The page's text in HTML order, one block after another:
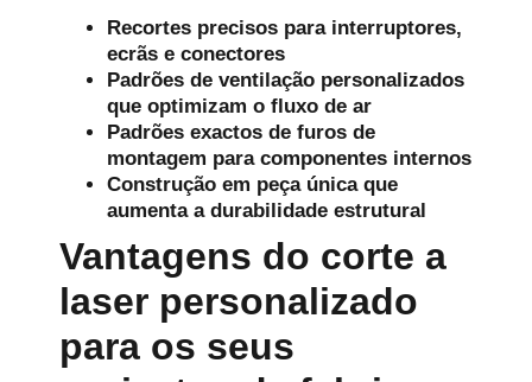
Recortes precisos para interruptores,
ecrãs e conectores
Padrões de ventilação personalizados
que optimizam o fluxo de ar
Padrões exactos de furos de
montagem para componentes internos
Construção em peça única que
aumenta a durabilidade estrutural
Vantagens do corte a
laser personalizado
para os seus